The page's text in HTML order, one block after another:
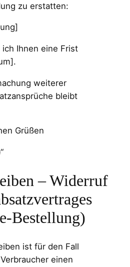
zu erstatten:
Ihnen eine Frist
weiterer
bleibt
Grüßen
– Widerruf
Bestellung)
ist für den Fall
einen